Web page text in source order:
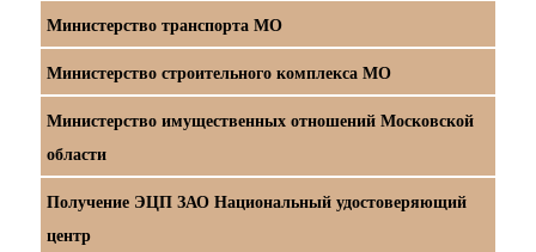
Министерство транспорта МО
Министерство строительного комплекса МО
Министерство имущественных отношений Московской
области
Получение ЭЦП ЗАО Национальный удостоверяющий
центр